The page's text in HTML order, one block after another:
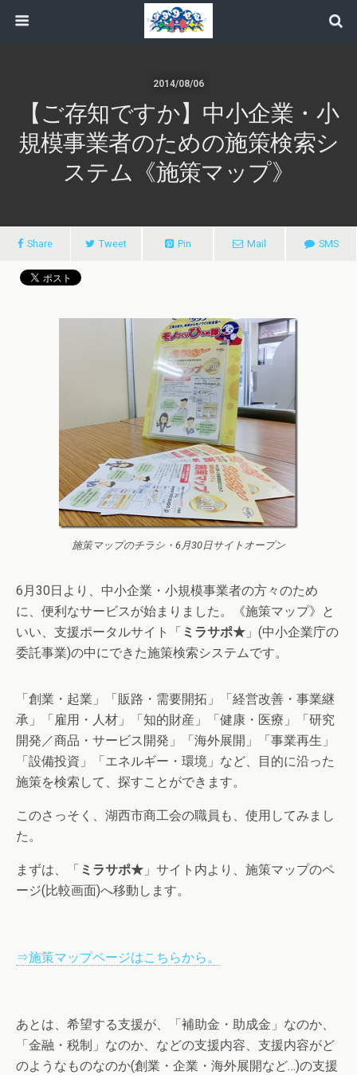
2014/08/06
【ご存知ですか】中小企業・小
規模事業者のための施策検索シ
ステム《施策マップ》
Share Tweet Pin Mail SMS
施策マップのチラシ・6月30日サイトオープン
6月30日より、中小企業・小規模事業者の方々のため
に、便利なサービスが始まりました。《施策マップ》と
いい、支援ポータルサイト「 ミラサポ★ 」(中小企業庁の
委託事業)の中にできた施策検索システムです。
「創業・起業」「販路・需要開拓」「経営改善・事業継
承」「雇用・人材」「知的財産」「健康・医療」「研究
開発／商品・サービス開発」「海外展開」「事業再生」
「設備投資」「エネルギー・環境」など、目的に沿った
施策を検索して、探すことができます。
このさっそく、湖西市商工会の職員も、使用してみまし
た。
まずは、「 ミラサポ★ 」サイト内より、施策マップのペ
ージ(比較画面)へ移動します。
⇒施策マップページはこちらから。
あとは、希望する支援が、「補助金・助成金」なのか、
「金融・税制」なのか、などの支援内容、支援内容がど
のようなものなのか(創業・企業・海外展開など…)の支援